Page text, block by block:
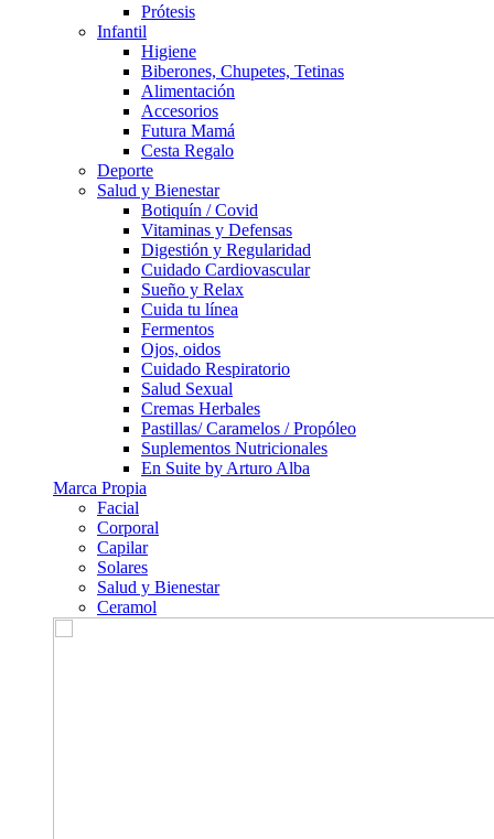
Prótesis
Infantil
Higiene
Biberones, Chupetes, Tetinas
Alimentación
Accesorios
Futura Mamá
Cesta Regalo
Deporte
Salud y Bienestar
Botiquín / Covid
Vitaminas y Defensas
Digestión y Regularidad
Cuidado Cardiovascular
Sueño y Relax
Cuida tu línea
Fermentos
Ojos, oidos
Cuidado Respiratorio
Salud Sexual
Cremas Herbales
Pastillas/ Caramelos / Propóleo
Suplementos Nutricionales
En Suite by Arturo Alba
Marca Propia
Facial
Corporal
Capilar
Solares
Salud y Bienestar
Ceramol